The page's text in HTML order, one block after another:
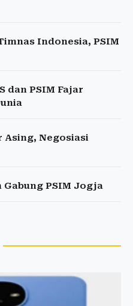
Indonesia, PSIM
dan PSIM Fajar
Asing, Negosiasi
Gabung PSIM Jogja